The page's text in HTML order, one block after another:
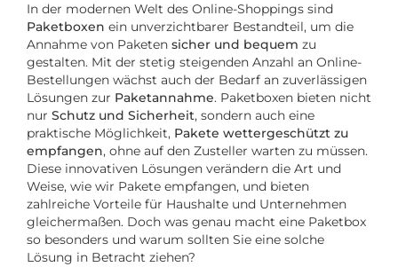
In der modernen Welt des Online-Shoppings sind
Paketboxen ein unverzichtbarer Bestandteil, um die
Annahme von Paketen sicher und bequem zu
gestalten. Mit der stetig steigenden Anzahl an Online-
Bestellungen wächst auch der Bedarf an zuverlässigen
Lösungen zur Paketannahme. Paketboxen bieten nicht
nur Schutz und Sicherheit, sondern auch eine
praktische Möglichkeit, Pakete wettergeschützt zu
empfangen, ohne auf den Zusteller warten zu müssen.
Diese innovativen Lösungen verändern die Art und
Weise, wie wir Pakete empfangen, und bieten
zahlreiche Vorteile für Haushalte und Unternehmen
gleichermaßen. Doch was genau macht eine Paketbox
so besonders und warum sollten Sie eine solche
Lösung in Betracht ziehen?